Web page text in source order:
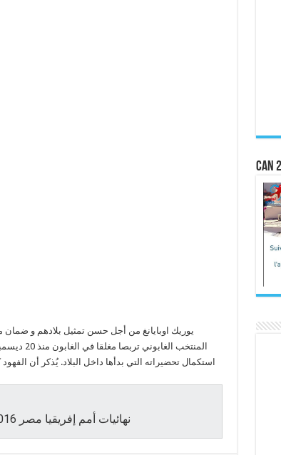
يوريك اوبايانغ من أجل حسن تمثيل بلادهم و
استكمال تحضيراته التي بدأها داخل البلاد. يُذكر أن الفهود
نهائيات أمم إفريقيا مصر 2016, نهائيات أمم إفريقيا مصر 2016 المجموعة أ
CAN